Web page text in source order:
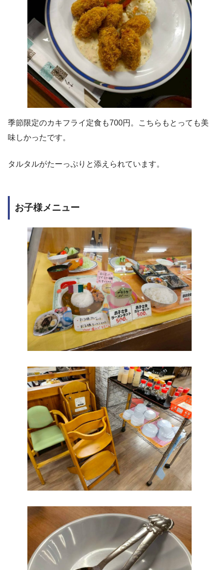
季節限定のカキフライ定食も700円。こちらもとっても美
味しかったです。
タルタルがたーっぷりと添えられています。
お子様メニュー